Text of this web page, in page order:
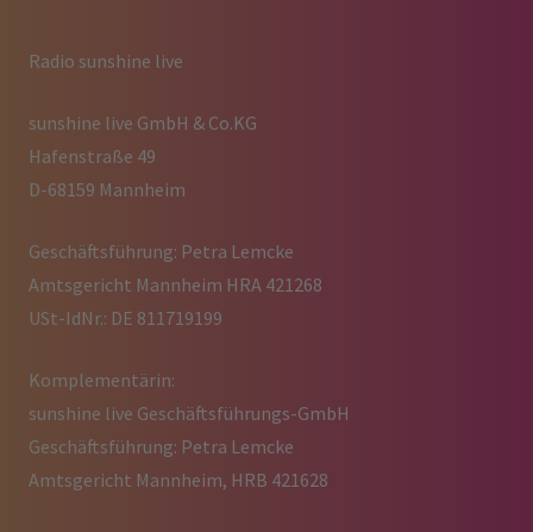
Radio sunshine live
sunshine live GmbH & Co.KG
Hafenstraße 49
D-68159 Mannheim
Geschäftsführung: Petra Lemcke
Amtsgericht Mannheim HRA 421268
USt-IdNr.: DE 811719199
Komplementärin:
sunshine live Geschäftsführungs-GmbH
Geschäftsführung: Petra Lemcke
Amtsgericht Mannheim, HRB 421628